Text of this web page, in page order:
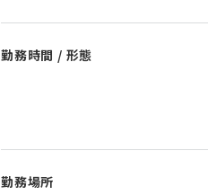
勤務時間 / 形態
勤務場所